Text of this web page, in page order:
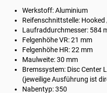
Werkstoff: Aluminium
Reifenschnittstelle:
Laufraddurchmesser: 584
Felgenhöhe VR: 21 mm
Felgenhöhe HR: 22 mm
Maulweite: 30 mm
Bremssystem: Disc Center
(jeweilige Ausführung ist
Nabentyp: 350